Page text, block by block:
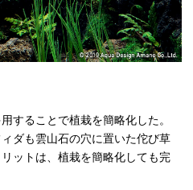
することで植栽を簡略化した。
ダも雲山石の穴に置いた佗び草
ットは、植栽を簡略化しても完